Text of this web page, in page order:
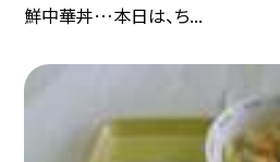
鮮中華丼…本日は、ち...